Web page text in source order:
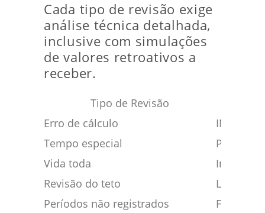
Cada tipo de revisão exige
análise técnica detalhada,
inclusive com simulações
de valores retroativos a
receber.
Tipo de Revisão
Erro de cálculo
INSS
Tempo especial
Períodos
Vida toda
Inclusão
Revisão do teto
Períodos não registrados
Falta de